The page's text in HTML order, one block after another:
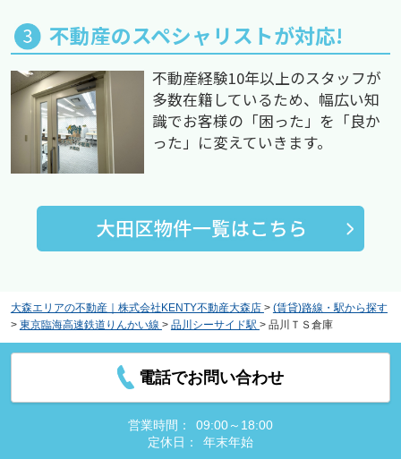
不動産のスペシャリストが対応!
不動産経験10年以上のスタッフが
多数在籍しているため、幅広い知
識でお客様の「困った」を「良か
った」に変えていきます。
大森エリアの不動産｜株式会社KENTY不動産大森店 > (賃貸)路線・駅から探す
> 東京臨海高速鉄道りんかい線 > 品川シーサイド駅 > 品川ＴＳ倉庫
電話でお問い合わせ
営業時間：
09:00～18:00
定休日：
年末年始